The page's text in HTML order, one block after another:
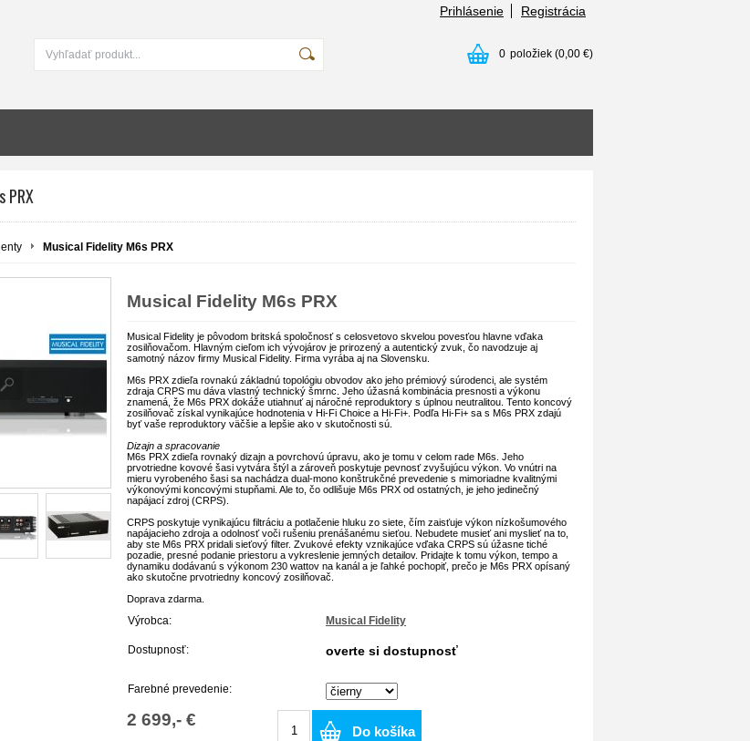
Prihlásenie Registrácia
0 položiek (0,00 €)
PRX
Musical Fidelity M6s PRX
Musical Fidelity M6s PRX
Musical Fidelity je pôvodom britská spoločnosť s celosvetovo skvelou povesťou hlavne vďaka
zosilňovačom. Hlavným cieľom ich vývojárov je prirozený a autentický zvuk, čo navodzuje aj
samotný názov firmy Musical Fidelity. Firma vyrába aj na Slovensku.
M6s PRX zdieľa rovnakú základnú topológiu obvodov ako jeho prémiový súrodenci, ale systém
zdraja CRPS mu dáva vlastný technický šmrnc. Jeho úžasná kombinácia presnosti a výkonu
znamená, že M6s PRX dokáže utiahnuť aj náročné reproduktory s úplnou neutralitou. Tento koncový
zosilňovač získal vynikajúce hodnotenia v Hi-Fi Choice a Hi-Fi+. Podľa Hi-Fi+ sa s M6s PRX zdajú
byť vaše reproduktory väčšie a lepšie ako v skutočnosti sú.
Dizajn a spracovanie
M6s PRX zdieľa rovnaký dizajn a povrchovú úpravu, ako je tomu v celom rade M6s. Jeho
prvotriedne kovové šasi vytvára štýl a zároveň poskytuje pevnosť zvyšujúcu výkon. Vo vnútri na
mieru vyrobeného šasi sa nachádza dual-mono konštrukčné prevedenie s mimoriadne kvalitnými
výkonovými koncovými stupňami. Ale to, čo odlišuje M6s PRX od ostatných, je jeho jedinečný
napájací zdroj (CRPS).
CRPS poskytuje vynikajúcu filtráciu a potlačenie hluku zo siete, čím zaisťuje výkon nízkošumového
napájacieho zdroja a odolnosť voči rušeniu prenášanému sieťou. Nebudete musieť ani myslieť na to,
aby ste M6s PRX pridali sieťový filter. Zvukové efekty vznikajúce vďaka CRPS sú úžasne tiché
pozadie, presné podanie priestoru a vykreslenie jemných detailov. Pridajte k tomu výkon, tempo a
dynamiku dodávanú s výkonom 230 wattov na kanál a je ľahké pochopiť, prečo je M6s PRX opísaný
ako skutočne prvotriedny koncový zosilňovač.
Doprava zdarma.
Výrobca: Musical Fidelity
Dostupnosť: overte si dostupnosť
Farebné prevedenie:
2 699,- €
Do košíka